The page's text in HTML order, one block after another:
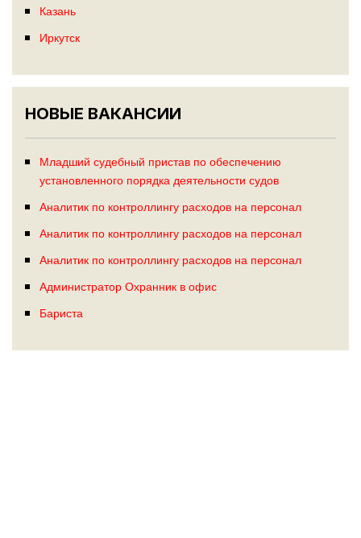
Казань
Иркутск
НОВЫЕ ВАКАНСИИ
Младший судебный пристав по обеспечению
установленного порядка деятельности судов
Аналитик по контроллингу расходов на персонал
Аналитик по контроллингу расходов на персонал
Аналитик по контроллингу расходов на персонал
Администратор Охранник в офис
Бариста